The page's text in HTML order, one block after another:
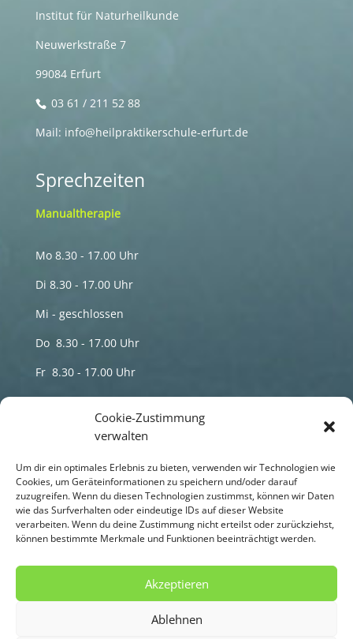
Cookie-Zustimmung
verwalten
Um dir ein optimales Erlebnis zu bieten, verwenden wir Technologien wie
Cookies, um Geräteinformationen zu speichern und/oder darauf
zuzugreifen. Wenn du diesen Technologien zustimmst, können wir Daten
wie das Surfverhalten oder eindeutige IDs auf dieser Website
verarbeiten. Wenn du deine Zustimmung nicht erteilst oder zurückziehst,
können bestimmte Merkmale und Funktionen beeinträchtigt werden.
Akzeptieren
Ablehnen
Institut für Naturheilkunde
Neuwerkstraße 7
99084 Erfurt
03 61 / 211 52 88
Mail: info@heilpraktikerschule-erfurt.de
Sprechzeiten
Manualtherapie
Mo 8.30 - 17.00 Uhr
Di 8.30 - 17.00 Uhr
Mi - geschlossen
Do 8.30 - 17.00 Uhr
Fr 8.30 - 17.00 Uhr
Termine nur nach telefonischer Vereinbarung
Sprechzeiten
HP Maren Schmidt Naturheilpraxis
Di 8.00 - 18.00 Uhr
Termine nur nach telefonischer Vereinbarung